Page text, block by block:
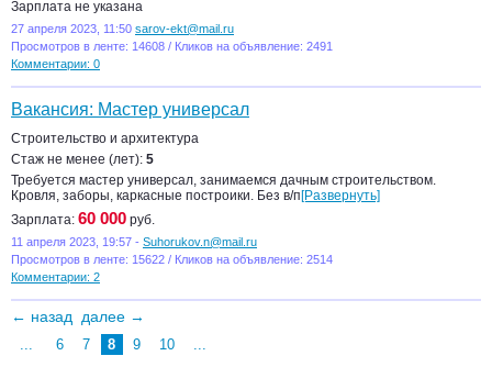
Зарплата не указана
27 апреля 2023, 11:50 sarov-ekt@mail.ru
Просмотров в ленте: 14608 / Кликов на объявление: 2491
Комментарии: 0
Вакансия: Мастер универсал
Строительство и архитектура
Стаж не менее (лет): 5
Требуется мастер универсал, занимаемся дачным строительством.
Кровля, заборы, каркасные построики. Без в/п[Развернуть]
Зарплата: 60 000 руб.
11 апреля 2023, 19:57 - Suhorukov.n@mail.ru
Просмотров в ленте: 15622 / Кликов на объявление: 2514
Комментарии: 2
← назад далее →
... 6 7 8 9 10 ...